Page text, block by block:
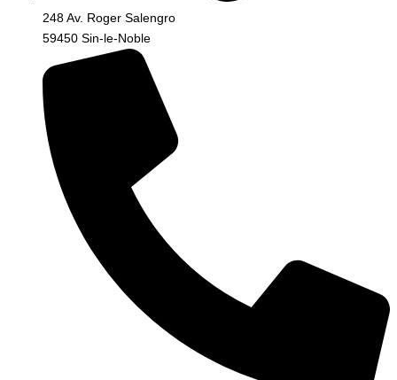
248 Av. Roger Salengro
59450 Sin-le-Noble